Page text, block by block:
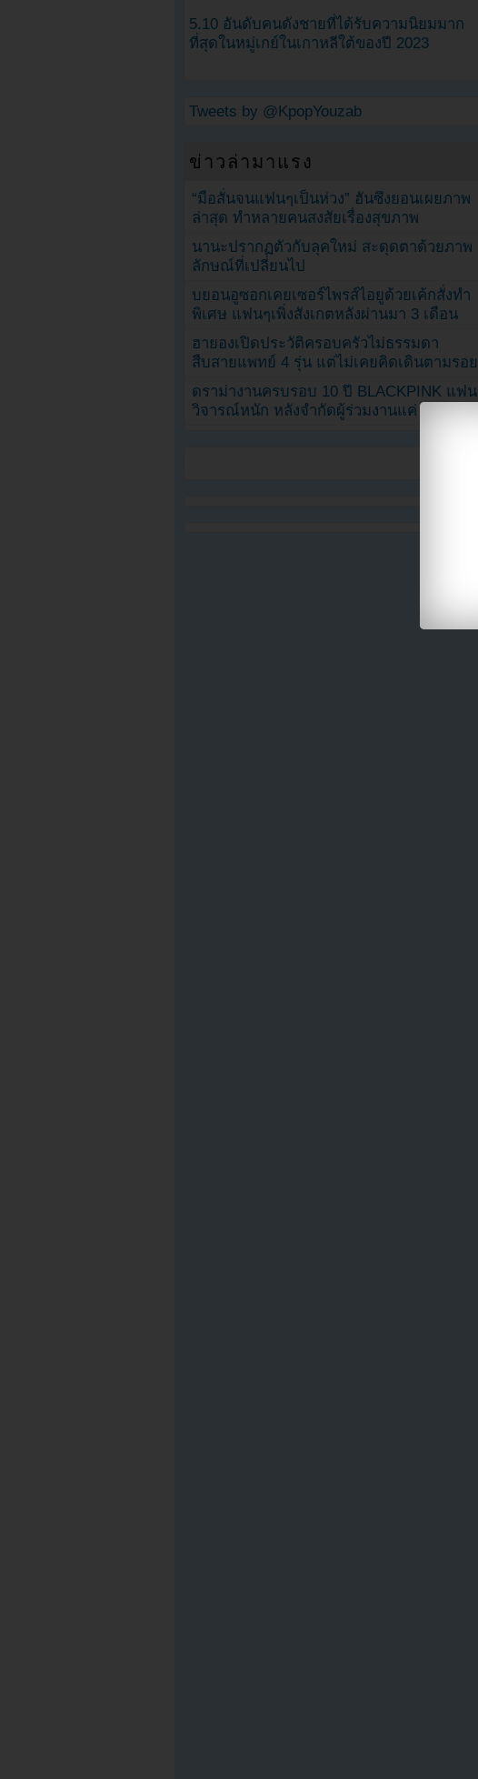
5.10 อันดับคนดังชายที่ได้รับความนิยมมาก
ที่สุดในหมู่เกย์ในเกาหลีใต้ของปี 2023
Tweets by @KpopYouzab
ข่าวล่ามาแรง
“มือสั่นจนแฟนๆเป็นห่วง” ฮันซึงยอนเผยภาพ
ล่าสุด ทำหลายคนสงสัยเรื่องสุขภาพ
นานะปรากฏตัวกับลุคใหม่ สะดุดตาด้วยภาพ
ลักษณ์ที่เปลี่ยนไป
บยอนอูซอกเคยเซอร์ไพรส์ไอยูด้วยเค้กสั่งทำ
พิเศษ แฟนๆเพิ่งสังเกตหลังผ่านมา 3 เดือน
ฮายองเปิดประวัติครอบครัวไม่ธรรมดา
สืบสายแพทย์ 4 รุ่น แต่ไม่เคยคิดเดินตามรอย
ดราม่างานครบรอบ 10 ปี BLACKPINK แฟน
วิจารณ์หนัก หลังจำกัดผู้ร่วมงานแค่ 40 คน